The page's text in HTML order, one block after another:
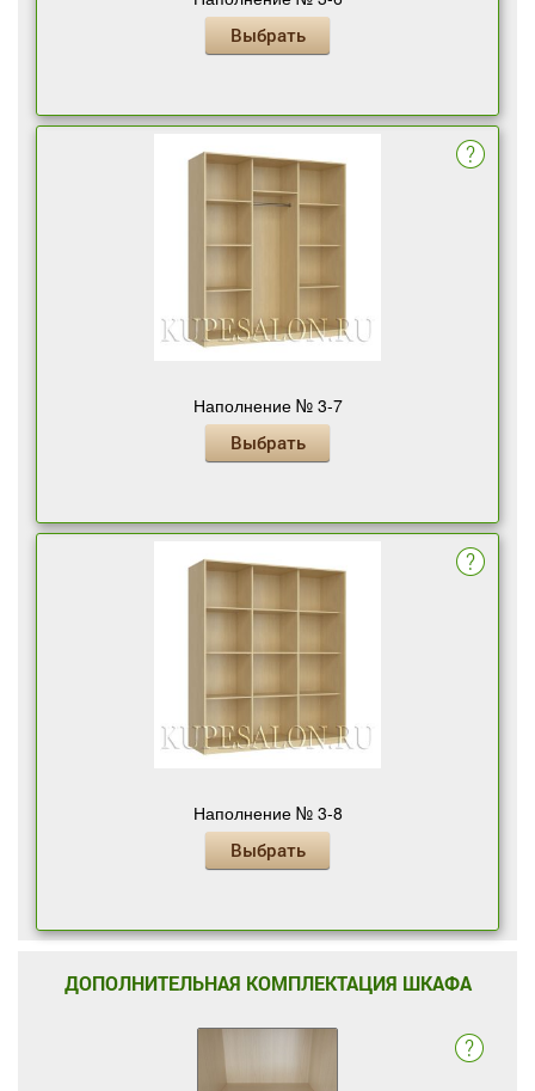
Выбрать
Наполнение № 3-7
Выбрать
Наполнение № 3-8
Выбрать
ДОПОЛНИТЕЛЬНАЯ КОМПЛЕКТАЦИЯ ШКАФА